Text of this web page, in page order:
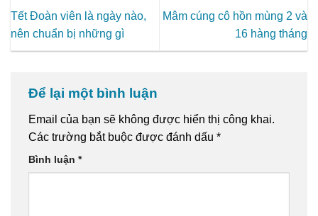
Tết Đoàn viên là ngày nào,
nên chuẩn bị những gì
Mâm cúng cô hồn mùng 2 và
16 hàng tháng
Để lại một bình luận
Email của bạn sẽ không được hiển thị công khai.
Các trường bắt buộc được đánh dấu *
Bình luận *